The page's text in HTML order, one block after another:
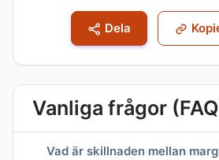
Dela
Vanliga frågor
Vad är skillnaden mellan